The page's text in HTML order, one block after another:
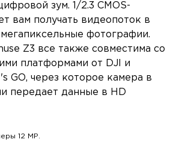
зум. 1/2.3 CMOS-
вам получать видеопоток в
фотографии.
Z3 все также совместима со
платформами от DJI и
GO, через которое камера в
передает данные в HD
12 MP.